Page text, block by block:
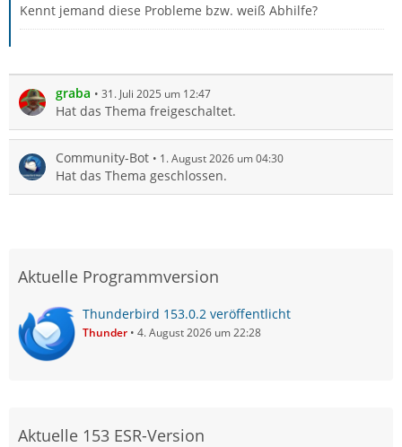
Kennt jemand diese Probleme bzw. weiß Abhilfe?
graba 31. Juli 2025 um 12:47
Hat das Thema freigeschaltet.
Community-Bot 1. August 2026 um 04:30
Hat das Thema geschlossen.
Aktuelle Programmversion
Thunderbird 153.0.2 veröffentlicht
Thunder 4. August 2026 um 22:28
Aktuelle 153 ESR-Version